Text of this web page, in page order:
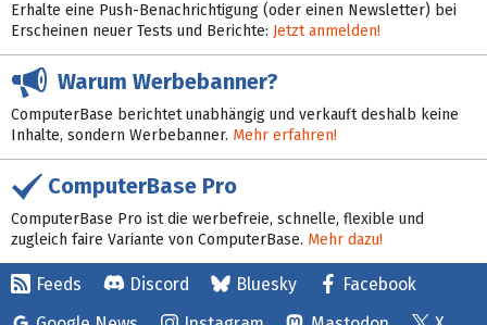
Erhalte eine Push-Benachrichtigung (oder einen Newsletter) bei
Erscheinen neuer Tests und Berichte: Jetzt anmelden!
Warum Werbebanner?
ComputerBase berichtet unabhängig und verkauft deshalb keine
Inhalte, sondern Werbebanner. Mehr erfahren!
ComputerBase Pro
ComputerBase Pro ist die werbefreie, schnelle, flexible und
zugleich faire Variante von ComputerBase. Mehr dazu!
Feeds Discord Bluesky
Facebook